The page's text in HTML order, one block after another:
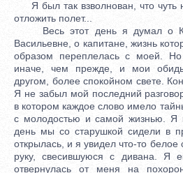
Я был так взволнован, что чуть
отложить полет...
Весь этот день я думал о
Васильевне, о капитане, жизнь
образом переплелась с моей.
иначе, чем прежде, и мои
другом, более спокойном свете.
Я не забыл мой последний
в котором каждое слово имело
с молодостью и самой жизнью. Я
день мы со старушкой сидели в
открылась, и я увидел что-то белое
руку, свесившуюся с дивана. Я
отвернулась от меня на